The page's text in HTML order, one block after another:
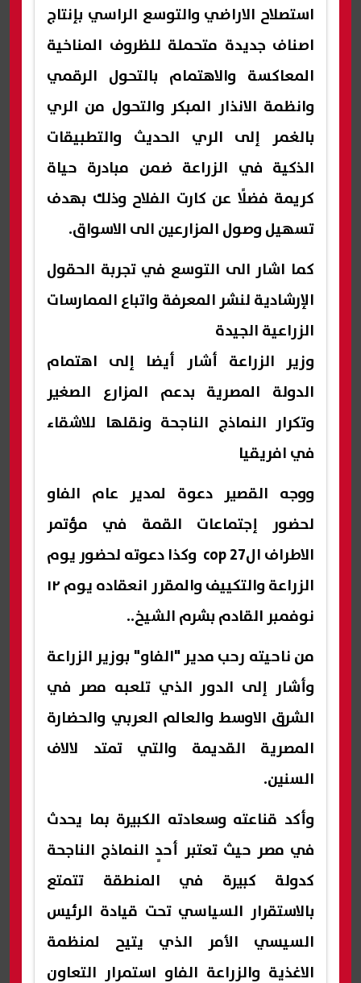
استصلاح الاراضي والتوسع الراسي بإنتاج
اصناف جديدة متحملة للظروف المناخية
المعاكسة والاهتمام بالتحول الرقمي
وانظمة الانذار المبكر والتحول من الري
بالغمر إلى الري الحديث والتطبيقات
الذكية في الزراعة ضمن مبادرة حياة
كريمة فضلًا عن كارت الفلاح وذلك بهدف
تسهيل وصول المزارعين الى الاسواق.
كما اشار الى التوسع في تجربة الحقول
الإرشادية لنشر المعرفة واتباع الممارسات
الزراعية الجيدة
وزير الزراعة أشار أيضا إلى اهتمام
الدولة المصرية بدعم المزارع الصغير
وتكرار النماذج الناجحة ونقلها للاشقاء
في افريقيا
ووجه القصير دعوة لمدير عام الفاو
لحضور إجتماعات القمة في مؤتمر
الاطراف الcop 27 وكذا دعوته لحضور يوم
الزراعة والتكييف والمقرر انعقاده يوم ١٢
نوفمبر القادم بشرم الشيخ..
من ناحيته رحب مدير "الفاو" بوزير الزراعة
وأشار إلى الدور الذي تلعبه مصر في
الشرق الاوسط والعالم العربي والحضارة
المصرية القديمة والتي تمتد لالاف
السنين.
وأكد قناعته وسعادته الكبيرة بما يحدث
في مصر حيث تعتبر أحدٍ النماذج الناجحة
كدولة كبيرة في المنطقة تتمتع
بالاستقرار السياسي تحت قيادة الرئيس
السيسي الأمر الذي يتيح لمنظمة
الاغذية والزراعة الفاو استمرار التعاون